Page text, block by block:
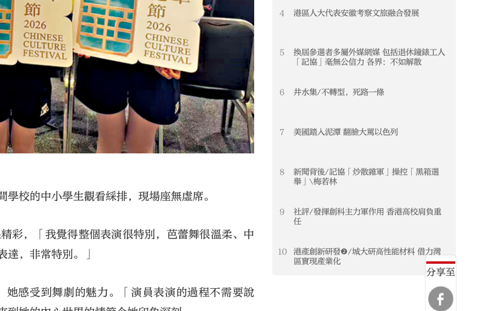
分享至
校的中小學生觀看綵排，現場座無虛席。
彩，「我覺得整個表演很特別，芭蕾舞很溫柔、中
，非常特別。」
感受到舞劇的魅力。「演員表演的過程不需要說
4 港區人大代表安徽考察文旅融合發展
5
換屆參選者多屬外媒網媒 包括退休鐘錶工人
「記協」毫無公信力 各界：不如解散
6 井水集/不轉型，死路一條
7 美國踏入泥潭 翻臉大罵以色列
8
新聞背後/記協「炒散雜軍」操控「黑箱選
舉」\梅若林
9
社評/發揮創科主力軍作用 香港高校肩負重
任
10
港產創新研發❷/城大研高性能材料 借力灣
區實現產業化